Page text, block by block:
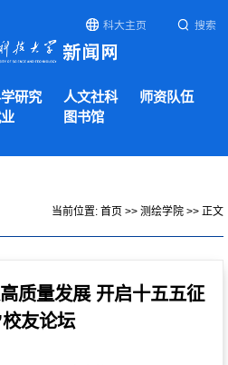
科大主页 搜索
研究 人文社科
师资队伍
图书馆
当前位置: 首页 >> 测绘学院 >> 正文
质量发展 开启十五五征
友论坛